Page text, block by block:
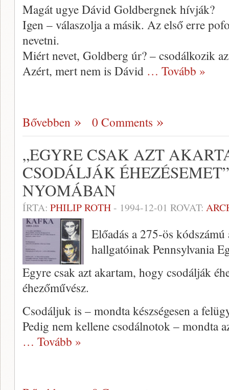
Magát ugye Dávid Goldbergnek hívják?
Igen – válaszolja a másik. Az első erre
nevetni.
Miért nevet, Goldberg úr? – csodálkozik
Azért, mert nem is Dávid … Tovább »
Bővebben 0 Comments
„EGYRE CSAK AZT
CSODÁLJÁK
NYOMÁBAN
ÍRTA: PHILIP ROTH- 1994-12-01 ROVAT:
Előadás a 275-ös
hallgatóinak Pennsylvania
Egyre csak azt akartam, hogy csodálják
éhezőművész.
Csodáljuk is – mondta készségesen a
Pedig nem kellene csodálnotok – mondta
… Tovább »